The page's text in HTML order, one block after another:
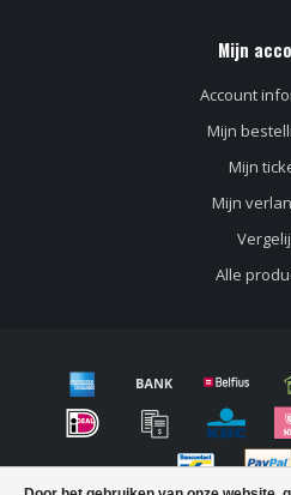
Mijn
Account
Mijn
Mijn
Mijn
Alle